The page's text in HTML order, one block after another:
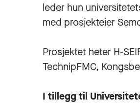
leder hun
med prosjekteier
Prosjektet heter H-
TechnipFMC,
I tillegg til